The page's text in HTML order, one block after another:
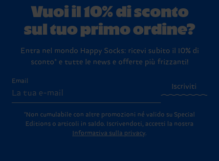
Vuoi il 10% di sconto
sul tuo primo ordine?
Entra nel mondo Happy Socks: ricevi subito il 10% di
sconto* e tutte le news e offerte più frizzanti!
Email
Iscriviti
*Non cumulabile con altre promozioni né valido su Special
Editions o articoli in saldo.
Iscrivendoti, accetti la nostra
Informativa sulla privacy.